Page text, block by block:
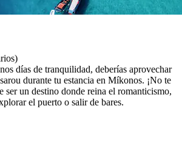
días de tranquilidad, deberías aprovechar
durante tu estancia en Míkonos. ¡No te
ser un destino donde reina el romanticismo,
el puerto o salir de bares.